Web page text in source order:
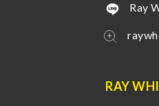
Ray
RAY